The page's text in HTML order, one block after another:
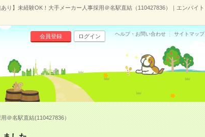
り】未経験OK！大手メーカー人事採用＠名駅直結（110427836）｜エンバイト
会員登録 ログイン ヘルプ・お問い合わせ サイトマップ
＠名駅直結(110427836）